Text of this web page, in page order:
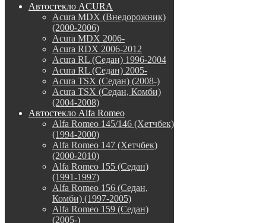
Автостекло ACURA
Acura MDX (Внедорожник)
(2000-2006)
Acura MDX 2006-
Acura RDX 2006-2012
Acura RL (Седан) 1996-2004
Acura RL (Седан) 2005-
Acura TSX (Седан) (2008-)
Acura TSX (Седан, Комби)
(2004-2008)
Автостекло Alfa Romeo
Alfa Romeo 145/146 (Хетчбек)
(1994-2000)
Alfa Romeo 147 (Хетчбек)
(2000-2010)
Alfa Romeo 155 (Седан)
(1991-1997)
Alfa Romeo 156 (Седан,
Комби) (1997-2005)
Alfa Romeo 159 (Седан)
(2005-)